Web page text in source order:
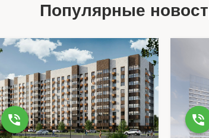
Популярные